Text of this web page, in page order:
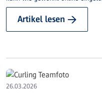
Artikel lesen →
26.03.2026